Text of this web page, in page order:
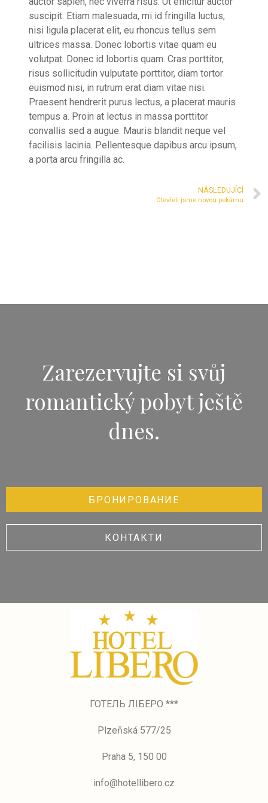
suscipit. Etiam malesuada, mi id fringilla luctus,
nisi ligula placerat elit, eu rhoncus tellus sem
ultrices massa. Donec lobortis vitae quam eu
volutpat. Donec id lobortis quam. Cras porttitor,
risus sollicitudin vulputate porttitor, diam tortor
euismod nisi, in rutrum erat diam vitae nisi.
Praesent hendrerit purus lectus, a placerat mauris
tempus a. Proin at lectus in massa porttitor
convallis sed a augue. Mauris blandit neque vel
facilisis lacinia. Pellentesque dapibus arcu ipsum,
a porta arcu fringilla ac.
NÁSLEDUJÍCÍ
Otevřeli jsme novou pekárnu
Zarezervujte si svůj
romantický pobyt ještě
dnes.
БРОНИРОВАНИЕ
КОНТАКТИ
ГОТЕЛЬ ЛІБЕРО ***
Plzeňská 577/25
Praha 5, 150 00
info@hotellibero.cz